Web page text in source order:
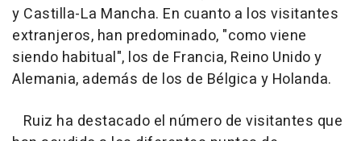
y Castilla-La Mancha. En cuanto a los visitantes
extranjeros, han predominado, "como viene
siendo habitual", los de Francia, Reino Unido y
Alemania, además de los de Bélgica y Holanda.
Ruiz ha destacado el número de visitantes que